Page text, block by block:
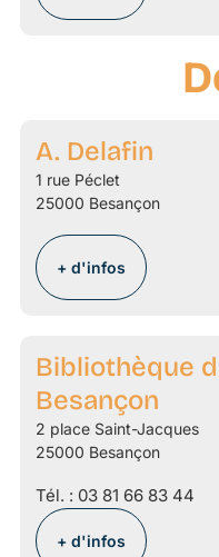
A. Delafin
1 rue Péclet
25000 Besançon
+ d'infos
Bibliothèque
Besançon
2 place Saint-Jacques
25000 Besançon
Tél. : 03 81 66 83 44
+ d'infos